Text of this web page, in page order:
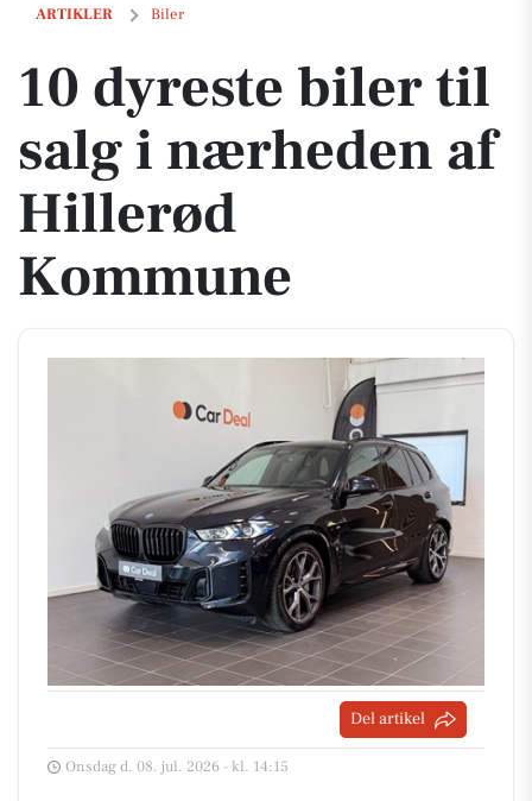
ARTIKLER Biler
10 dyreste biler til salg i nærheden af Hillerød Kommune
10 dyreste biler til
salg i nærheden af
Hillerød
Kommune
Del artikel
Onsdag d. 08. jul. 2026 - kl. 14:15